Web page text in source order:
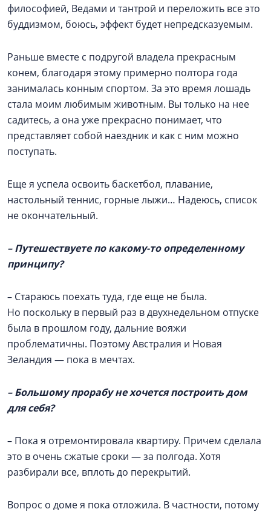
философией, Ведами и тантрой и переложить все это
буддизмом, боюсь, эффект будет непредсказуемым.
Раньше вместе с подругой владела прекрасным
конем, благодаря этому примерно полтора года
занималась конным спортом. За это время лошадь
стала моим любимым животным. Вы только на нее
садитесь, а она уже прекрасно понимает, что
представляет собой наездник и как с ним можно
поступать.
Еще я успела освоить баскетбол, плавание,
настольный теннис, горные лыжи… Надеюсь, список
не окончательный.
– Путешествуете по какому-то определенному
принципу?
– Стараюсь поехать туда, где еще не была.
Но поскольку в первый раз в двухнедельном отпуске
была в прошлом году, дальние вояжи
проблематичны. Поэтому Австралия и Новая
Зеландия — пока в мечтах.
– Большому прорабу не хочется построить дом
для себя?
– Пока я отремонтировала квартиру. Причем сделала
это в очень сжатые сроки — за полгода. Хотя
разбирали все, вплоть до перекрытий.
Вопрос о доме я пока отложила. В частности, потому